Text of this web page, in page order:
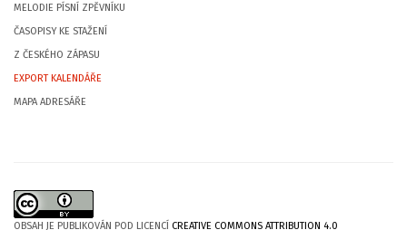
MELODIE PÍSNÍ ZPĚVNÍKU
ČASOPISY KE STAŽENÍ
Z ČESKÉHO ZÁPASU
EXPORT KALENDÁŘE
MAPA ADRESÁŘE
OBSAH JE PUBLIKOVÁN POD LICENCÍ CREATIVE COMMONS ATTRIBUTION 4.0